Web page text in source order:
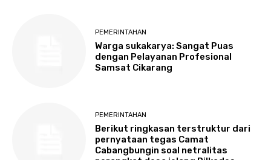
PEMERINTAHAN
Warga sukakarya: Sangat Puas
dengan Pelayanan Profesional
Samsat Cikarang
PEMERINTAHAN
Berikut ringkasan terstruktur dari
pernyataan tegas Camat
Cabangbungin soal netralitas